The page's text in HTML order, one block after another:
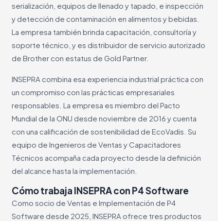
serialización, equipos de llenado y tapado, e inspección
y detección de contaminación en alimentos y bebidas.
La empresa también brinda capacitación, consultoría y
soporte técnico, y es distribuidor de servicio autorizado
de Brother con estatus de Gold Partner.
INSEPRA combina esa experiencia industrial práctica con
un compromiso con las prácticas empresariales
responsables. La empresa es miembro del Pacto
Mundial de la ONU desde noviembre de 2016 y cuenta
con una calificación de sostenibilidad de EcoVadis. Su
equipo de Ingenieros de Ventas y Capacitadores
Técnicos acompaña cada proyecto desde la definición
del alcance hasta la implementación.
Cómo trabaja INSEPRA con P4 Software
Como socio de Ventas e Implementación de P4
Software desde 2025, INSEPRA ofrece tres productos